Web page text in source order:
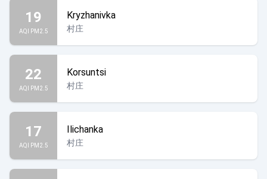
19
AQI PM2.5
Kryzhanivka
村庄
22
AQI PM2.5
Korsuntsi
村庄
17
AQI PM2.5
Ilichanka
村庄